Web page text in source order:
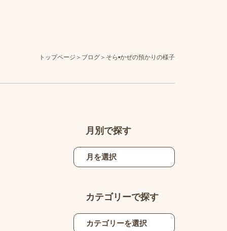
トップページ ブログ そら•かぜの預かりの様子
月別で探す
カテゴリーで探す